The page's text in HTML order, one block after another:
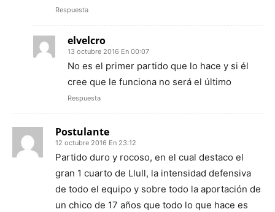
Respuesta
elvelcro
13 octubre 2016 En 00:07
No es el primer partido que lo hace y si él
cree que le funciona no será el último
Respuesta
Postulante
12 octubre 2016 En 23:12
Partido duro y rocoso, en el cual destaco el
gran 1 cuarto de Llull, la intensidad defensiva
de todo el equipo y sobre todo la aportación de
un chico de 17 años que todo lo que hace es